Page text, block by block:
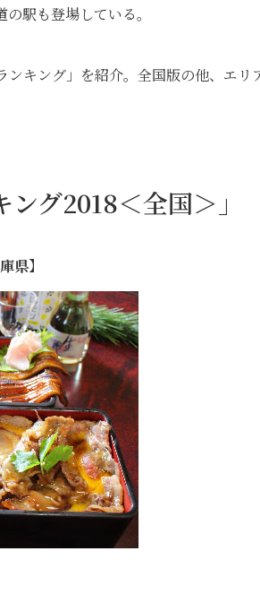
駅も登場している。
キング」を紹介。全国版の他、エリ
グ2018＜全国＞」
県】